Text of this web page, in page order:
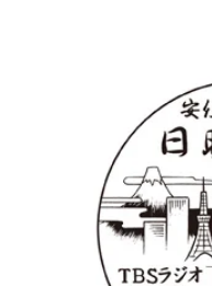
TBS Podcast
イベント・グッズ
YouTube
会社情報